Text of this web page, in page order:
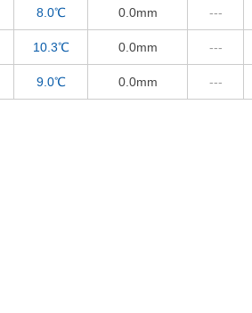
8.0℃ 0.0mm ---
10.3℃ 0.0mm ---
9.0℃ 0.0mm ---